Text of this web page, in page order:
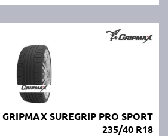
SUREGRIP PRO SPORT
235/40 R18